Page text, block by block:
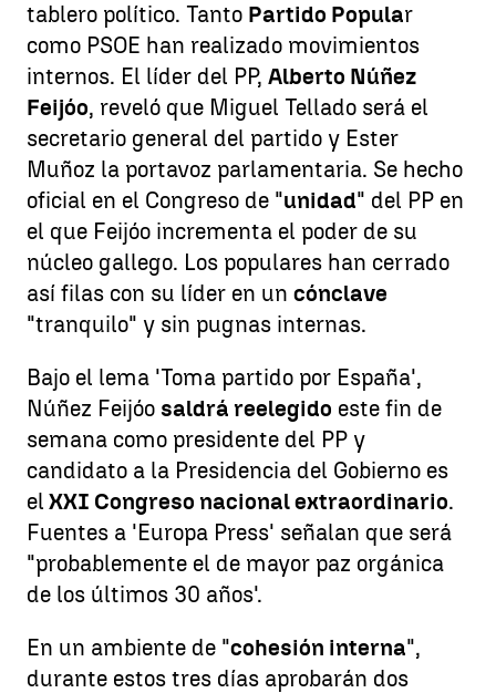
tablero político. Tanto Partido Popular
como PSOE han realizado movimientos
internos. El líder del PP, Alberto Núñez
Feijóo, reveló que Miguel Tellado será el
secretario general del partido y Ester
Muñoz la portavoz parlamentaria. Se hecho
oficial en el Congreso de "unidad" del PP en
el que Feijóo incrementa el poder de su
núcleo gallego. Los populares han cerrado
así filas con su líder en un cónclave
"tranquilo" y sin pugnas internas.
Bajo el lema 'Toma partido por España',
Núñez Feijóo saldrá reelegido este fin de
semana como presidente del PP y
candidato a la Presidencia del Gobierno es
el XXI Congreso nacional extraordinario.
Fuentes a 'Europa Press' señalan que será
"probablemente el de mayor paz orgánica
de los últimos 30 años'.
En un ambiente de "cohesión interna",
durante estos tres días aprobarán dos